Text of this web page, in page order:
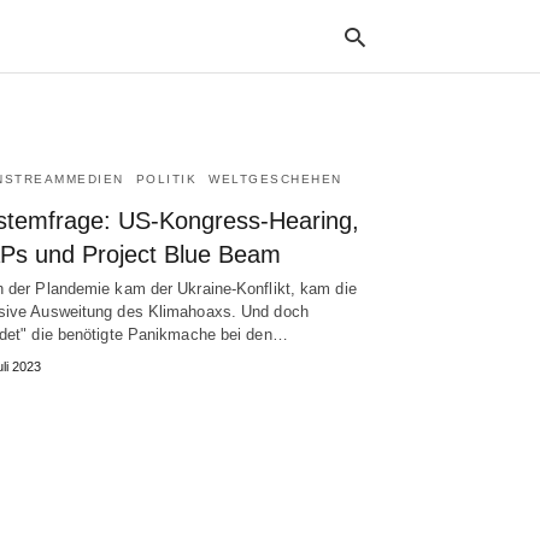
POLITIK WELTGESCHEHEN
US-Kongress-Hearing,
und Project Blue Beam
der Plandemie kam der Ukraine-Konflikt, kam die
Ausweitung des Klimahoaxs. Und doch
die benötigte Panikmache bei den…
2023